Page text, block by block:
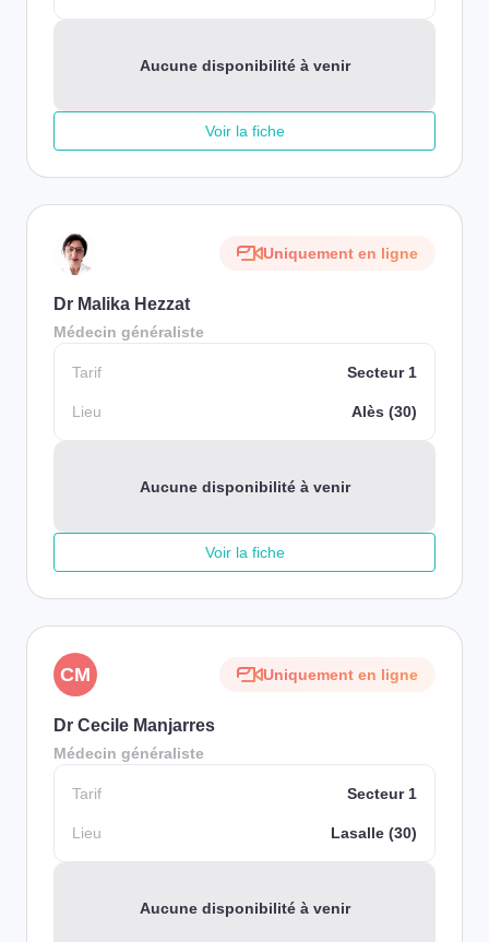
Aucune disponibilité à venir
Voir la fiche
Uniquement en ligne
Dr Malika Hezzat
Médecin généraliste
Tarif Secteur 1
Lieu Alès (30)
Aucune disponibilité à venir
Voir la fiche
CM Uniquement en ligne
Dr Cecile Manjarres
Médecin généraliste
Tarif Secteur 1
Lieu Lasalle (30)
Aucune disponibilité à venir